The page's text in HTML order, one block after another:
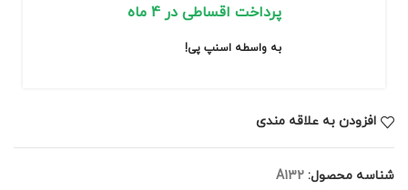
پرداخت اقساطی در 4 ماه
به واسطه اسنپ پی!
افزودن به علاقه مندی
شناسه محصول: A132